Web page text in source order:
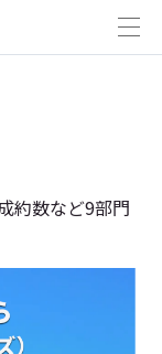
約数など9部門